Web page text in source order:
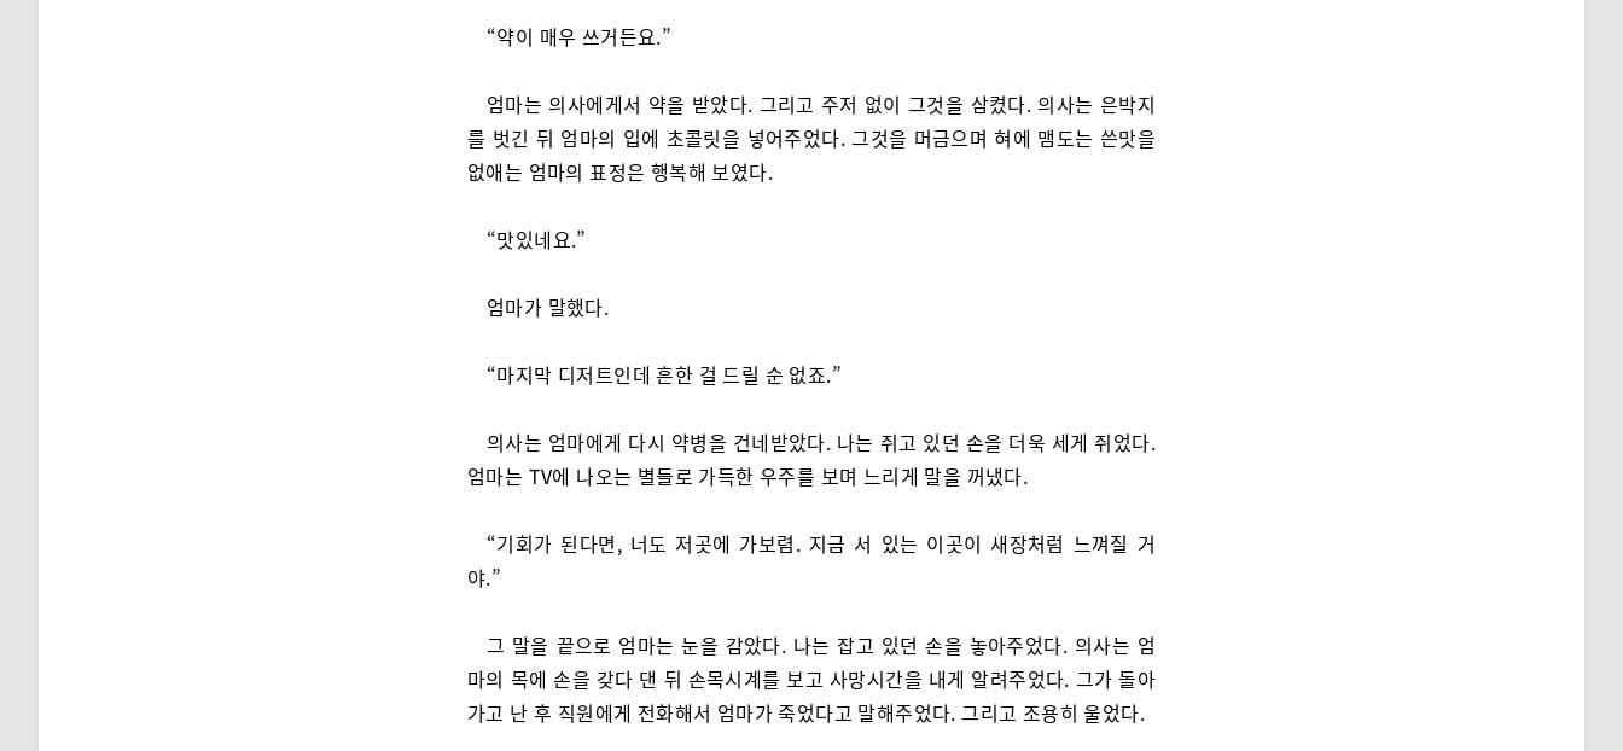
“약이 매우 쓰거든요.”
엄마는 의사에게서 약을 받았다. 그리고 주저 없이 그것을 삼켰다. 의사는 은박지
를 벗긴 뒤 엄마의 입에 초콜릿을 넣어주었다. 그것을 머금으며 혀에 맴도는 쓴맛을
없애는 엄마의 표정은 행복해 보였다.
“맛있네요.”
엄마가 말했다.
“마지막 디저트인데 흔한 걸 드릴 순 없죠.”
의사는 엄마에게 다시 약병을 건네받았다. 나는 쥐고 있던 손을 더욱 세게 쥐었다.
엄마는 TV에 나오는 별들로 가득한 우주를 보며 느리게 말을 꺼냈다.
“기회가 된다면, 너도 저곳에 가보렴. 지금 서 있는 이곳이 새장처럼 느껴질 거
야.”
그 말을 끝으로 엄마는 눈을 감았다. 나는 잡고 있던 손을 놓아주었다. 의사는 엄
마의 목에 손을 갖다 댄 뒤 손목시계를 보고 사망시간을 내게 알려주었다. 그가 돌아
가고 난 후 직원에게 전화해서 엄마가 죽었다고 말해주었다. 그리고 조용히 울었다.